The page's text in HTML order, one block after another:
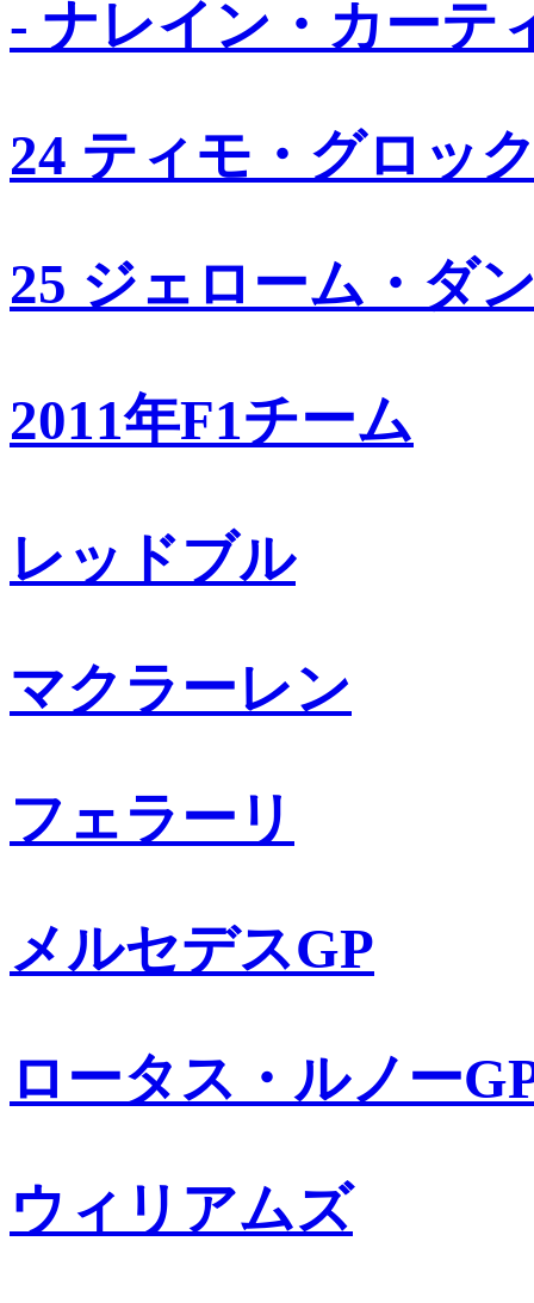
- ナレイン・カーテ
24 ティモ・グロッ
25 ジェローム・ダ
2011年F1チーム
レッドブル
マクラーレン
フェラーリ
メルセデスGP
ロータス・ルノー
ウィリアムズ